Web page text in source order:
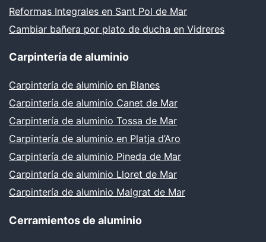
Reformas Integrales en Sant Pol de Mar
Cambiar bañera por plato de ducha en Vidreres
Carpintería de aluminio
Carpintería de aluminio en Blanes
Carpintería de aluminio Canet de Mar
Carpintería de aluminio Tossa de Mar
Carpintería de aluminio en Platja d’Aro
Carpintería de aluminio Pineda de Mar
Carpintería de aluminio Lloret de Mar
Carpintería de aluminio Malgrat de Mar
Cerramientos de aluminio